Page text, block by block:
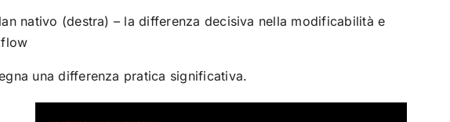
nativo (destra) – la differenza decisiva nella modificabilità e
una differenza pratica significativa.